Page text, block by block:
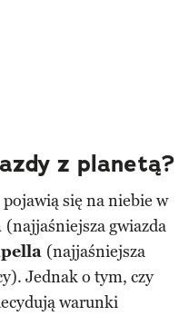
z planetą?
się na niebie w
(najjaśniejsza gwiazda
(najjaśniejsza
Jednak o tym, czy
warunki